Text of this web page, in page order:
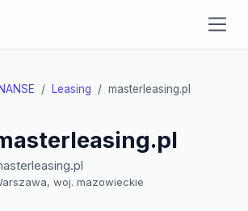
Leasing masterleasing.pl
woj. mazowieckie